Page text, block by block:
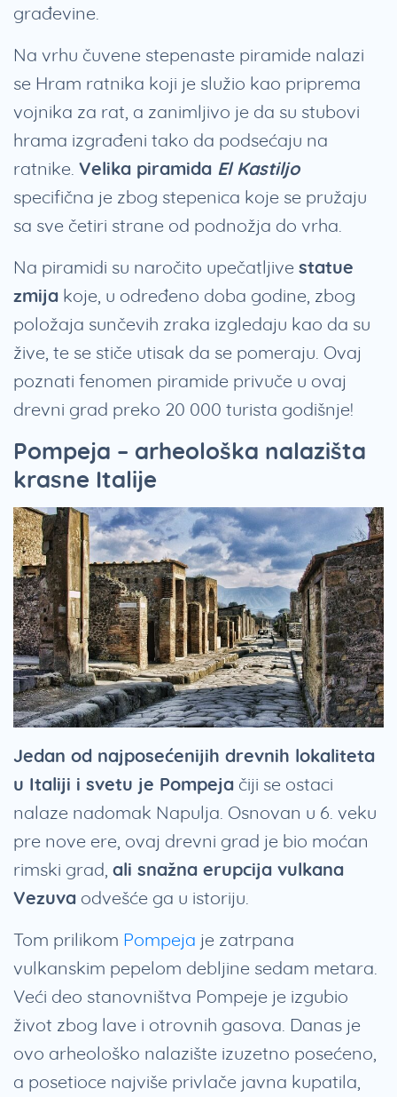
građevine.
Na vrhu čuvene stepenaste piramide nalazi
se Hram ratnika koji je služio kao priprema
vojnika za rat, a zanimljivo je da su stubovi
hrama izgrađeni tako da podsećaju na
ratnike. Velika piramida El Kastiljo
specifična je zbog stepenica koje se pružaju
sa sve četiri strane od podnožja do vrha.
Na piramidi su naročito upečatljive statue
zmija koje, u određeno doba godine, zbog
položaja sunčevih zraka izgledaju kao da su
žive, te se stiče utisak da se pomeraju. Ovaj
poznati fenomen piramide privuče u ovaj
drevni grad preko 20 000 turista godišnje!
Pompeja – arheološka nalazišta
krasne Italije
Jedan od najposećenijih drevnih lokaliteta
u Italiji i svetu je Pompeja čiji se ostaci
nalaze nadomak Napulja. Osnovan u 6. veku
pre nove ere, ovaj drevni grad je bio moćan
rimski grad, ali snažna erupcija vulkana
Vezuva odvešće ga u istoriju.
Tom prilikom Pompeja je zatrpana
vulkanskim pepelom debljine sedam metara.
Veći deo stanovništva Pompeje je izgubio
život zbog lave i otrovnih gasova. Danas je
ovo arheološko nalazište izuzetno posećeno,
a posetioce najviše privlače javna kupatila,